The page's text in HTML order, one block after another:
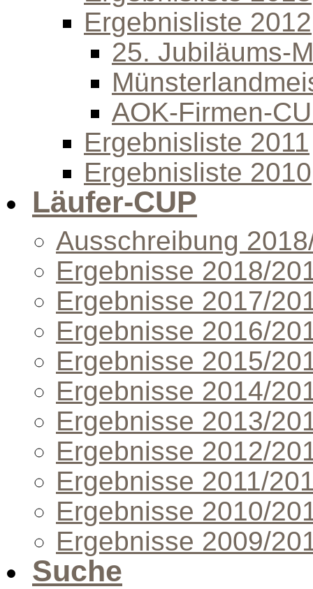
Ergebnisliste 2012
25. Jubiläums-
AOK-Firmen-
Ergebnisliste 2011
Ergebnisliste 2010
Läufer-CUP
Ausschreibung
Ergebnisse 2018/
Ergebnisse 2017/
Ergebnisse 2016/
Ergebnisse 2015/
Ergebnisse 2014/
Ergebnisse 2013/
Ergebnisse 2012/
Ergebnisse 2011/
Ergebnisse 2010/
Ergebnisse 2009/
Suche